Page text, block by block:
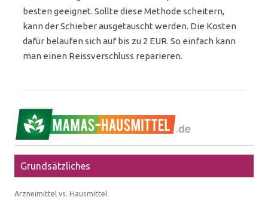
besten geeignet. Sollte diese Methode scheitern,
kann der Schieber ausgetauscht werden. Die Kosten
dafür belaufen sich auf bis zu 2 EUR. So einfach kann
man einen Reissverschluss reparieren.
Grundsätzliches
Arzneimittel vs. Hausmittel